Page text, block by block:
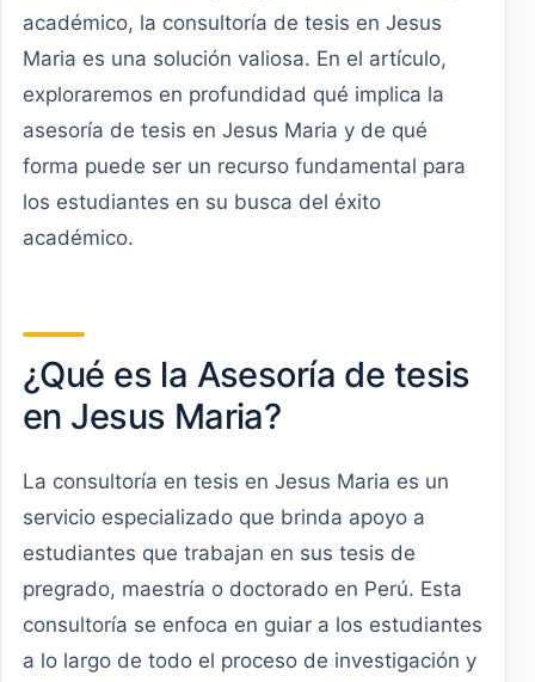
académico, la consultoría de tesis en Jesus
Maria es una solución valiosa. En el artículo,
exploraremos en profundidad qué implica la
asesoría de tesis en Jesus Maria y de qué
forma puede ser un recurso fundamental para
los estudiantes en su busca del éxito
académico.
¿Qué es la Asesoría de tesis
en Jesus Maria?
La consultoría en tesis en Jesus Maria es un
servicio especializado que brinda apoyo a
estudiantes que trabajan en sus tesis de
pregrado, maestría o doctorado en Perú. Esta
consultoría se enfoca en guiar a los estudiantes
a lo largo de todo el proceso de investigación y